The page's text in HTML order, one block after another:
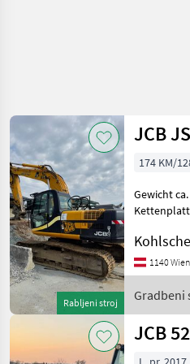
Rabljeni stroj
JCB
174 KM/
Gewicht ca.
Kettenplatten,
1 Tieflöffel, 1 hydraulischer
1140 Wien
Gradbeni
JCB
JCB